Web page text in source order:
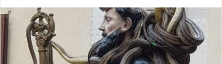
n
'
e
m